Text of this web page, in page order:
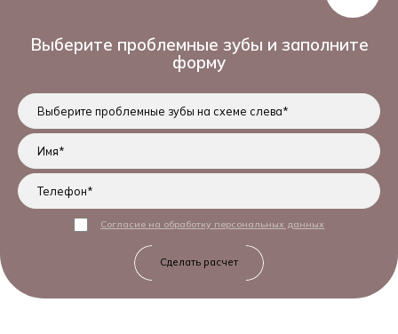
Выберите проблемные зубы и заполните
форму
Согласие на обработку персональных данных